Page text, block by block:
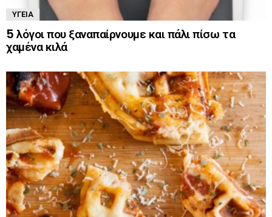
ΥΓΕΊΑ
5 λόγοι που ξαναπαίρνουμε και πάλι πίσω τα
χαμένα κιλά